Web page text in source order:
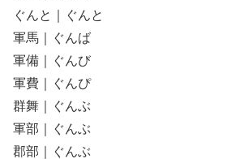
ぐんと｜ぐんと
軍馬｜ぐんば
軍備｜ぐんび
軍費｜ぐんぴ
群舞｜ぐんぶ
軍部｜ぐんぶ
郡部｜ぐんぶ